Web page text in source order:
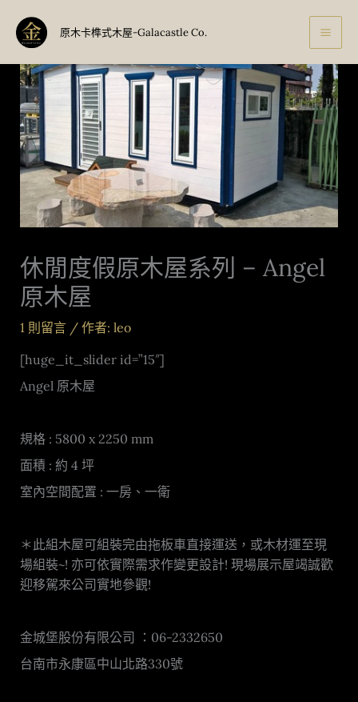
要
原木卡榫式木屋-Galacastle Co.
休閒度假原木屋系列 – Angel
原木屋
1 則留言 / 作者: leo
[huge_it_slider id=”15″]
Angel 原木屋
規格 : 5800 x 2250 mm
面積 : 約 4 坪
室內空間配置 : 一房、一衛
＊此組木屋可組裝完由拖板車直接運送，或木材運至現
場組裝~! 亦可依實際需求作變更設計! 現場展示屋竭誠歡
迎移駕來公司實地參觀!
金城堡股份有限公司 ：06-2332650
台南市永康區中山北路330號